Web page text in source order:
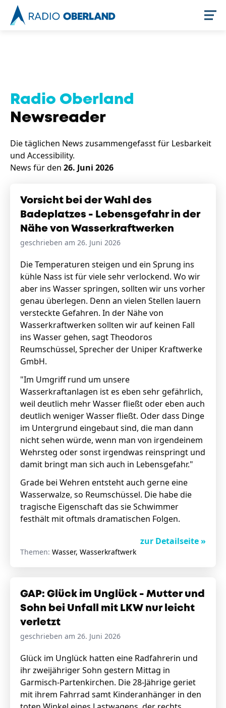
Newsreader
Stellenangebote
Das geheime Geräusch
Wandern
Fotobox
Amphibienschutz
Team
Service
Podcast
Newsletter
Zeit fürs Oberland
Handwerker
Radio Oberland
Newsreader
Die täglichen News zusammengefasst für Lesbarkeit
und Accessibility.
News für den 26. Juni 2026
Vorsicht bei der Wahl des
Badeplatzes - Lebensgefahr in der
Nähe von Wasserkraftwerken
geschrieben am 26. Juni 2026
Die Temperaturen steigen und ein Sprung ins
kühle Nass ist für viele sehr verlockend. Wo wir
aber ins Wasser springen, sollten wir uns vorher
genau überlegen. Denn an vielen Stellen lauern
versteckte Gefahren. In der Nähe von
Wasserkraftwerken sollten wir auf keinen Fall
ins Wasser gehen, sagt Theodoros
Reumschüssel, Sprecher der Uniper Kraftwerke
GmbH.
"Im Umgriff rund um unsere
Wasserkraftanlagen ist es eben sehr gefährlich,
weil deutlich mehr Wasser fließt oder eben auch
deutlich weniger Wasser fließt. Oder dass Dinge
im Untergrund eingebaut sind, die man dann
nicht sehen würde, wenn man von irgendeinem
Wehrsteg oder sonst irgendwas reinspringt und
damit bringt man sich auch in Lebensgefahr."
Grade bei Wehren entsteht auch gerne eine
Wasserwalze, so Reumschüssel. Die habe die
tragische Eigenschaft das sie Schwimmer
festhält mit oftmals dramatischen Folgen.
zur Detailseite »
Themen: Wasser, Wasserkraftwerk
GAP: Glück im Unglück - Mutter und
Sohn bei Unfall mit LKW nur leicht
verletzt
geschrieben am 26. Juni 2026
Glück im Unglück hatten eine Radfahrerin und
ihr zweijähriger Sohn gestern Mittag in
Garmisch-Partenkirchen. Die 28-Jährige geriet
mit ihrem Fahrrad samt Kinderanhänger in den